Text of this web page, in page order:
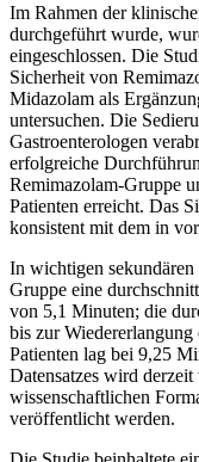
Im Rahmen der
durchgeführt wurde,
eingeschlossen. Die
Sicherheit von
Midazolam als
untersuchen. Die
Gastroenterologen
erfolgreiche
Remimazolam-Gruppe
Patienten erreicht. Das
konsistent mit dem in
In wichtigen
Gruppe eine
von 5,1 Minuten; die
bis zur Wiedererlangung
Patienten lag bei 9,25
Datensatzes wird
wissenschaftlichen
veröffentlicht werden.